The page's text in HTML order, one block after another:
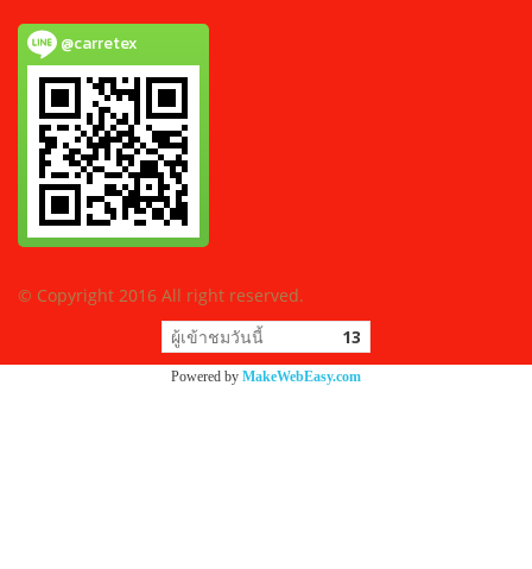
@carretex
© Copyright 2016 All right reserved.
ผู้เข้าชมวันนี้
13
Powered by MakeWebEasy.com